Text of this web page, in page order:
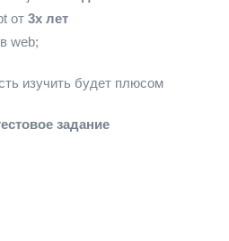
от 3х лет
web;
изучить будет плюсом
задание